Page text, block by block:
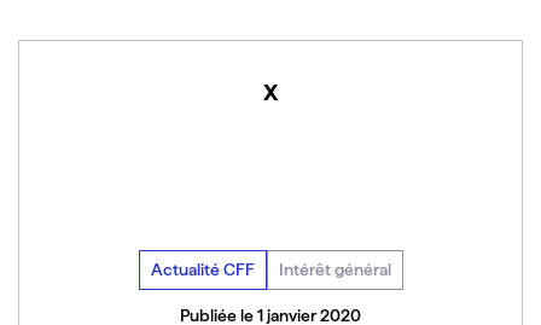
x
Actualité CFF Intérêt général
Publiée le 1 janvier 2020